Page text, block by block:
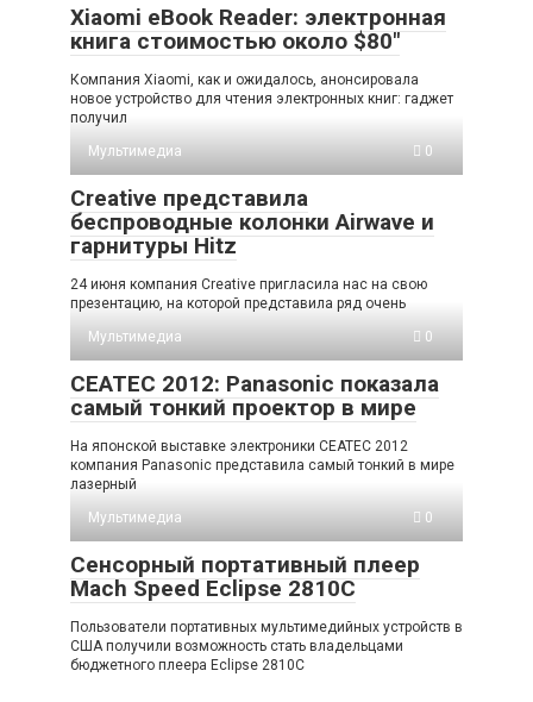
Xiaomi eBook Reader: электронная
книга стоимостью около $80″
Компания Xiaomi, как и ожидалось, анонсировала
новое устройство для чтения электронных книг: гаджет
получил
Мультимедиа
0
Creative представила
беспроводные колонки Airwave и
гарнитуры Hitz
24 июня компания Creative пригласила нас на свою
презентацию, на которой представила ряд очень
Мультимедиа
0
CEATEC 2012: Panasonic показала
самый тонкий проектор в мире
На японской выставке электроники CEATEC 2012
компания Panasonic представила самый тонкий в мире
лазерный
Мультимедиа
0
Сенсорный портативный плеер
Mach Speed Eclipse 2810C
Пользователи портативных мультимедийных устройств в
США получили возможность стать владельцами
бюджетного плеера Eclipse 2810C